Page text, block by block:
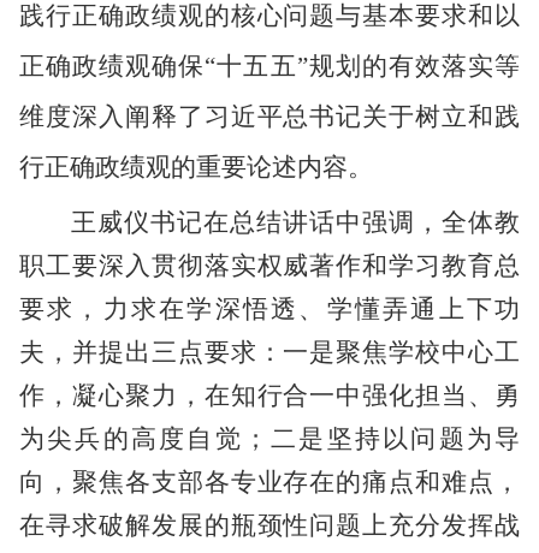
践行正确政绩观的核心问题与基本要求和以
正确政绩观确保“十五五”规划的有效落实等
维度深入阐释了习近平总书记关于树立和践
行正确政绩观的重要论述内容。
王威仪书记在总结讲话中强调，全体教
职工要深入贯彻落实权威著作和学习教育总
要求，力求在学深悟透、学懂弄通上下功
夫， 并提出三点要求：一是聚焦学校中心工
作，凝心聚力， 在知行合一中强化担当、勇
为尖兵的高度自觉 ； 二是坚持 以问题为导
向，聚焦各支部各专业存在的痛点和难点，
在寻求破解发展的瓶颈性问题上充分发挥战